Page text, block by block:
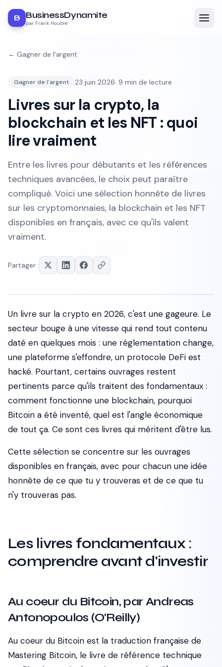
B BusinessDynamite
par Frank Houbre
← Gagner de l'argent
Gagner de l'argent 23 juin 2026· 9 min de lecture
Livres sur la crypto, la
blockchain et les NFT : quoi
lire vraiment
Entre les livres pour débutants et les références
techniques avancées, le choix peut paraître
compliqué. Voici une sélection honnête de livres
sur les cryptomonnaies, la blockchain et les NFT
disponibles en français, avec ce qu'ils valent
vraiment.
Partager :
Un livre sur la crypto en 2026, c'est une gageure. Le
secteur bouge à une vitesse qui rend tout contenu
daté en quelques mois : une réglementation change,
une plateforme s'effondre, un protocole DeFi est
hacké. Pourtant, certains ouvrages restent
pertinents parce qu'ils traitent des fondamentaux :
comment fonctionne une blockchain, pourquoi
Bitcoin a été inventé, quel est l'angle économique
de tout ça. Ce sont ces livres qui méritent d'être lus.
Cette sélection se concentre sur les ouvrages
disponibles en français, avec pour chacun une idée
honnête de ce que tu y trouveras et de ce que tu
n'y trouveras pas.
Les livres fondamentaux :
comprendre avant d'investir
Au coeur du Bitcoin, par Andreas
Antonopoulos (O'Reilly)
Au coeur du Bitcoin est la traduction française de
Mastering Bitcoin, le livre de référence technique